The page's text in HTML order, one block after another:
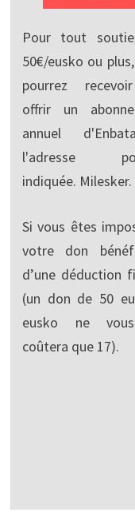
Pour tout
50€/eusko ou
pourrez
offrir un
annuel
l'adresse
indiquée. Milesker.
Si vous êtes
votre don
d’une déduction
(un don de 50
eusko ne
coûtera que 17).